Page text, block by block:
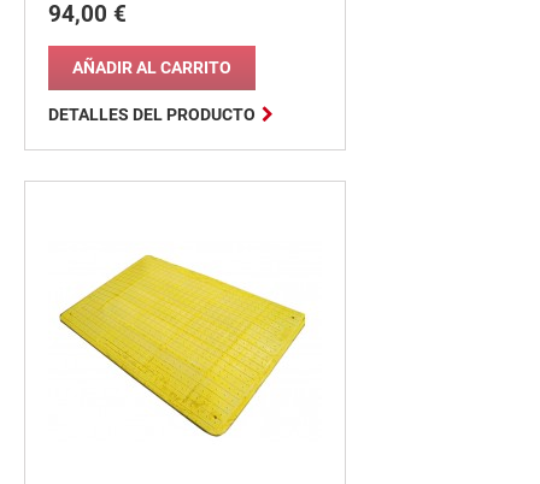
Precio
94,00 €

AÑADIR AL CARRITO
DETALLES DEL PRODUCTO